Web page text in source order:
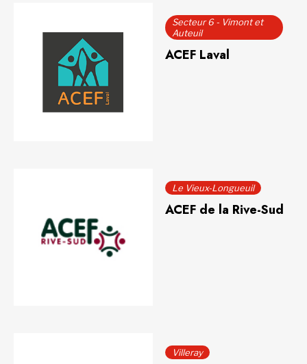
Secteur 6 - Vimont et
Auteuil
ACEF Laval
Le Vieux-Longueuil
ACEF de la Rive-Sud
Villeray